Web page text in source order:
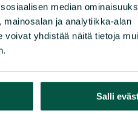
median
ja analytiikka-alan
yhdistää näitä tietoja
Salli